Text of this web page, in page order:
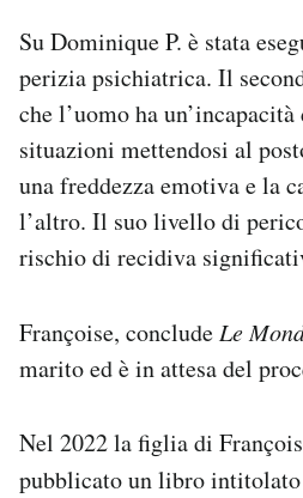
Su Dominique P. è stata
perizia psichiatrica. Il
che l’uomo ha
situazioni mettendosi al
una freddezza emotiva e la
l’altro. Il suo livello di
rischio di recidiva
Françoise, concludeLe
marito ed è in attesa del
Nel 2022 la figlia di
pubblicato un libro intitolato